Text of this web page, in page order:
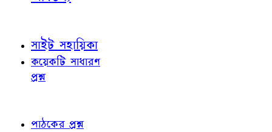
সাইট সহায়িকা
কয়েকটি সাধারণ
প্রশ্ন
পাঠকের প্রশ্ন